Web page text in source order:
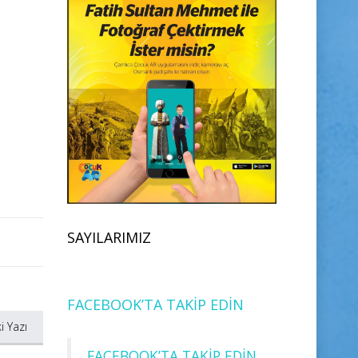
Yazı
SAYILARIMIZ
FACEBOOK’TA TAKİP EDİN